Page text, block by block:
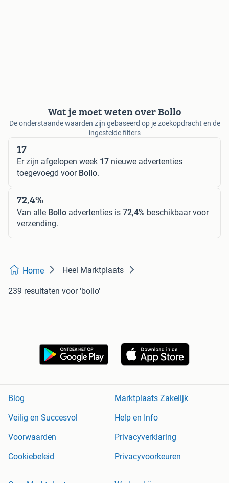
Wat je moet weten over Bollo
De onderstaande waarden zijn gebaseerd op je zoekopdracht en de
ingestelde filters
17
Er zijn afgelopen week 17 nieuwe advertenties
toegevoegd voor Bollo.
72,4%
Van alle Bollo advertenties is 72,4% beschikbaar voor
verzending.
Home Heel Marktplaats
239 resultaten voor 'bollo'
Blog
Marktplaats Zakelijk
Veilig en Succesvol
Help en Info
Voorwaarden
Privacyverklaring
Cookiebeleid
Privacyvoorkeuren